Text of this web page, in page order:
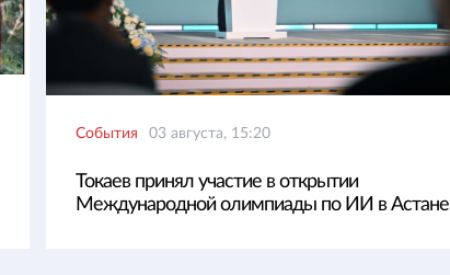
События 03 августа, 15:20
Токаев принял участие в открытии
Международной олимпиады по ИИ в Астане